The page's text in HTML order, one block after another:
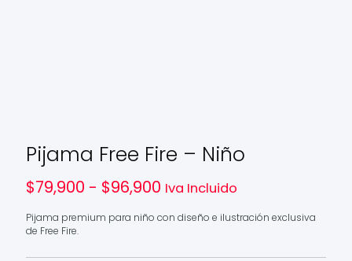
Pijama Free Fire – Niño
$79,900 - $96,900 Rango
de
precios:
desde
hasta
Iva Incluido
Pijama premium para niño con diseño e ilustración exclusiva
de Free Fire.